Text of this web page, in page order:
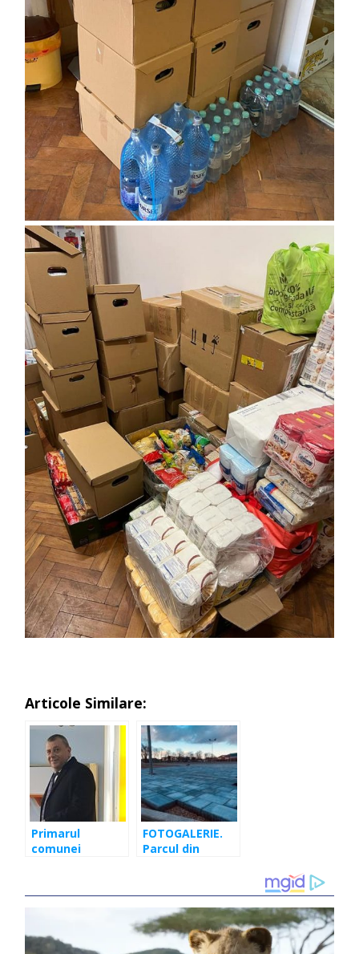
Articole Similare:
Primarul
comunei
ani de
FOTOGALERIE.
Parcul din
prezintă
lucrările